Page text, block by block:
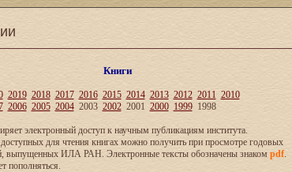
Книги
2019 2018 2017 2016 2015 2014 2013 2012 2011 2010
2006 2005 20042003 20022001 2000 19991998
электронный доступ к научным публикациям института.
для чтения книгах можно получить при просмотре годовых
выпущенных ИЛА РАН. Электронные тексты обозначены знаком pdf.
пополняться.